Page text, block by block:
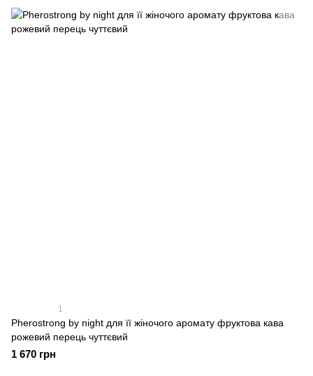
1
Pherostrong by night для її жіночого аромату фруктова кава
рожевий перець чуттєвий
1 670 грн